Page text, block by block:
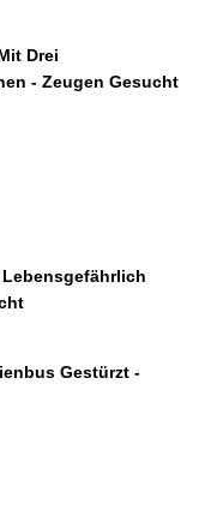
Drei
- Zeugen Gesucht
Lebensgefährlich
Gestürzt -